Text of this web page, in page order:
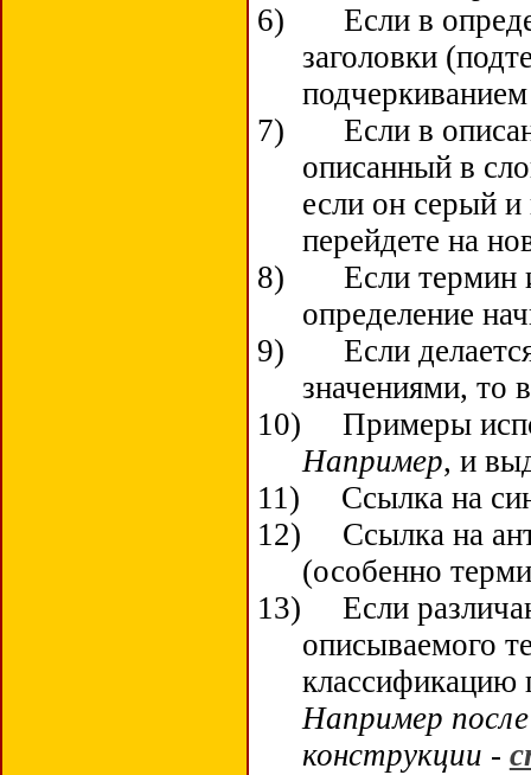
6)
Если в
заголовки
подчеркиванием
7)
Если в
описанный в
если он серый
перейдете на
8)
Если термин
определение
9)
Если
значениями, то
10)
Примеры
Например, и
11)
Ссылка на
12)
Ссылка на
(особенно
13)
Если
описываемого
классификацию
Например
конструкции -